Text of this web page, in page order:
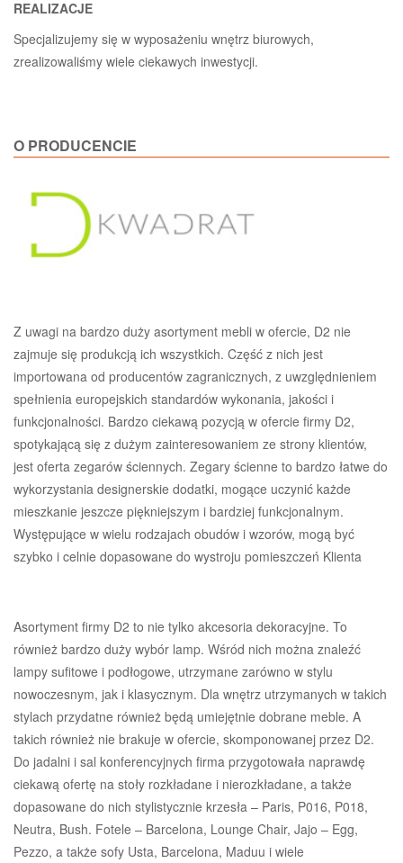
REALIZACJE
Specjalizujemy się w wyposażeniu wnętrz biurowych,
zrealizowaliśmy wiele ciekawych inwestycji.
O PRODUCENCIE
Z uwagi na bardzo duży asortyment mebli w ofercie, D2 nie
zajmuje się produkcją ich wszystkich. Część z nich jest
importowana od producentów zagranicznych, z uwzględnieniem
spełnienia europejskich standardów wykonania, jakości i
funkcjonalności. Bardzo ciekawą pozycją w ofercie firmy D2,
spotykającą się z dużym zainteresowaniem ze strony klientów,
jest oferta zegarów ściennych. Zegary ścienne to bardzo łatwe do
wykorzystania designerskie dodatki, mogące uczynić każde
mieszkanie jeszcze piękniejszym i bardziej funkcjonalnym.
Występujące w wielu rodzajach obudów i wzorów, mogą być
szybko i celnie dopasowane do wystroju pomieszczeń Klienta
Asortyment firmy D2 to nie tylko akcesoria dekoracyjne. To
również bardzo duży wybór lamp. Wśród nich można znaleźć
lampy sufitowe i podłogowe, utrzymane zarówno w stylu
nowoczesnym, jak i klasycznym. Dla wnętrz utrzymanych w takich
stylach przydatne również będą umiejętnie dobrane meble. A
takich również nie brakuje w ofercie, skomponowanej przez D2.
Do jadalni i sal konferencyjnych firma przygotowała naprawdę
ciekawą ofertę na stoły rozkładane i nierozkładane, a także
dopasowane do nich stylistycznie krzesła – Paris, P016, P018,
Neutra, Bush. Fotele – Barcelona, Lounge Chair, Jajo – Egg,
Pezzo, a także sofy Usta, Barcelona, Maduu i wiele